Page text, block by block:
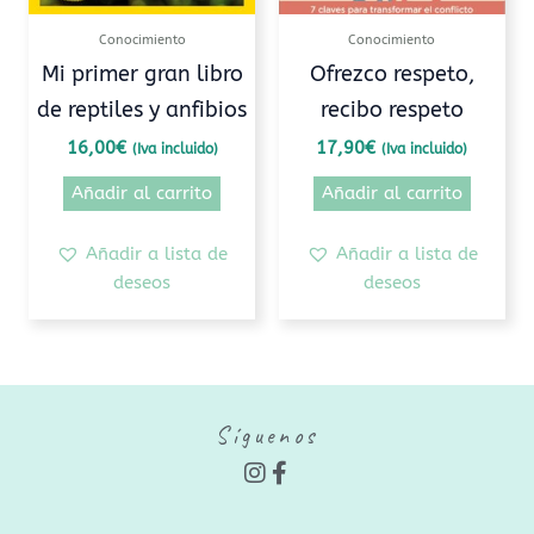
Conocimiento
Mi primer gran libro
de reptiles y anfibios
16,00€ (Iva incluido)
Añadir al carrito
Añadir a lista de
deseos
Conocimiento
Ofrezco respeto,
recibo respeto
17,90€ (Iva incluido)
Añadir al carrito
Añadir a lista de
deseos
Síguenos
I
n
F
a